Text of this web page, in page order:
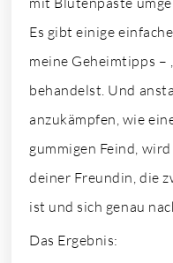
Es gibt einige
meine Geheimtipps –
behandelst. Und
anzukämpfen, wie
gummigen Feind,
deiner Freundin, die
ist und sich genau
Das Ergebnis: